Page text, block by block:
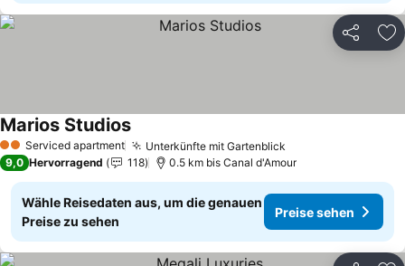
Teilen
2 SterneServiced apartment Unterkünfte mit Gartenblick
Marios Studios
9,0 Hervorragend 118 0.5 km bis Canal d'Amour
Wähle Reisedaten aus, um die genauen
Preise zu sehen
Preise sehen